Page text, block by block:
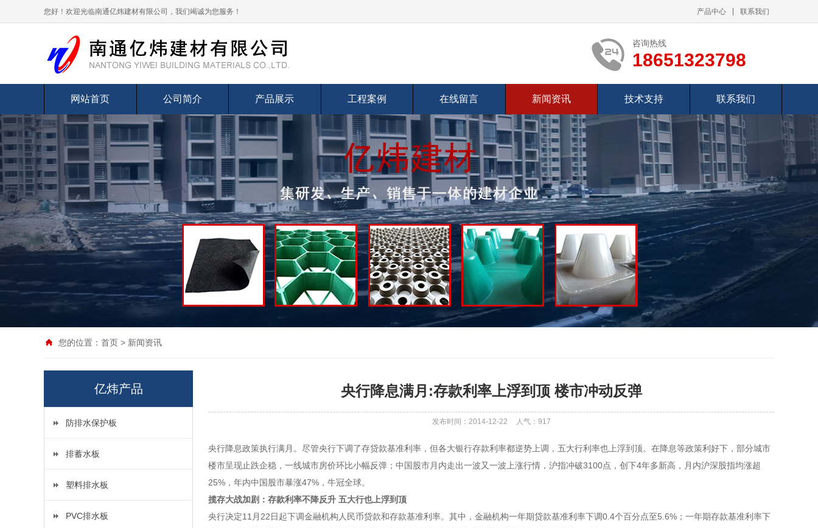
您好！欢迎光临南通亿炜建材有限公司，我们竭诚为您服务！ 产品中心 联系我们
咨询热线
18651323798
网站首页 公司简介 产品展示 工程案例 在线留言 新闻资讯 技术支持 联系我们
您的位置： 首页 > 新闻资讯
亿炜产品
防排水保护板
排蓄水板
塑料排水板
PVC排水板
央行降息满月:存款利率上浮到顶 楼市冲动反弹
发布时间：2014-12-22 人气： 917
央行降息政策执行满月。尽管央行下调了存贷款基准利率，但各大银行存款利率都逆势上调，五大行利率也上浮到顶。在降息等政策利好下，部分城市
楼市呈现止跌企稳，一线城市房价环比小幅反弹；中国股市月内走出一波又一波上涨行情，沪指冲破3100点，创下4年多新高，月内沪深股指均涨超
25%，年内中国股市暴涨47%，牛冠全球。
揽存大战加剧：存款利率不降反升 五大行也上浮到顶
央行决定11月22日起下调金融机构人民币贷款和存款基准利率。其中，金融机构一年期贷款基准利率下调0.4个百分点至5.6%；一年期存款基准利率下